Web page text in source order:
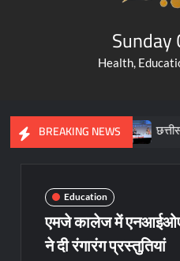
Sunday
Health,
BREAKING NEWS
: साय छत्तीसगढ़ में हॉकी
Education
एमजे कालेज में
ने दी रंगारंग प्रस्तुतियां